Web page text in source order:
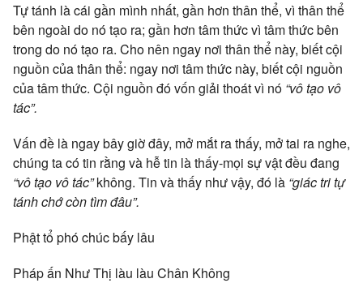
Tự tánh là cái gần mình nhất, gần hơn thân thể, vì thân thể
bên ngoài do nó tạo ra; gần hơn tâm thức vì tâm thức bên
trong do nó tạo ra. Cho nên ngay nơi thân thể này, biết cội
nguồn của thân thể: ngay nơi tâm thức này, biết cội nguồn
của tâm thức. Cội nguồn đó vốn giải thoát vì nó “vô tạo vô
tác”.
Vấn đề là ngay bây giờ đây, mở mắt ra thấy, mở tai ra nghe,
chúng ta có tin rằng và hễ tin là thấy-mọi sự vật đều đang
“vô tạo vô tác”không. Tin và thấy như vậy, đó là “giác tri tự
tánh chớ còn tìm đâu”.
Phật tổ phó chúc bấy lâu
Pháp ấn Như Thị làu làu Chân Không